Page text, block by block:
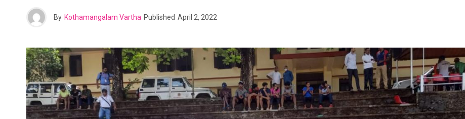
By Kothamangalam Vartha Published April 2, 2022